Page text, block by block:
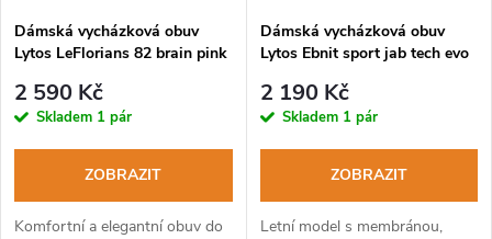
Dámská vycházková obuv
Lytos LeFlorians 82 brain pink
2 590 Kč
Skladem 1 pár
ZOBRAZIT
Komfortní a elegantní obuv do
Dámská vycházková obuv
Lytos Ebnit sport jab tech evo
2 190 Kč
Skladem 1 pár
ZOBRAZIT
Letní model s membránou,